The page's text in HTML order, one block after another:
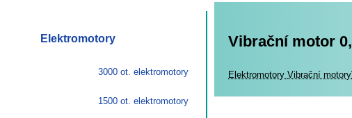
Vibrační motor
Elektromotory Elektromotory
Vibrační motory
Elektromotory
3000 ot. elektromotory
1500 ot. elektromotory